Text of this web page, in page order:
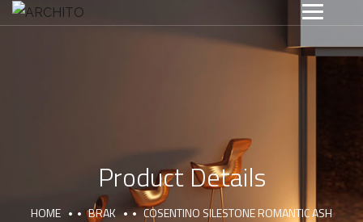
Product Details
HOME BRAK COSENTINO SILESTONE ROMANTIC ASH